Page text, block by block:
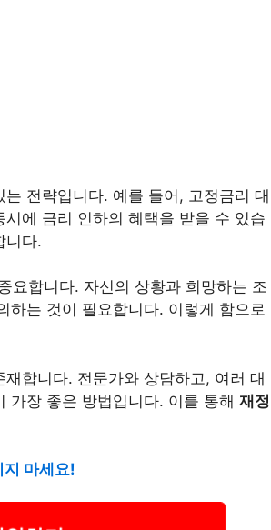
전략입니다. 예를 들어, 고정금리 대
에 금리 인하의 혜택을 받을 수 있습
니다.
요합니다. 자신의 상황과 희망하는 조
하는 것이 필요합니다. 이렇게 함으로
합니다. 전문가와 상담하고, 여러 대
가장 좋은 방법입니다. 이를 통해 재정
마세요!